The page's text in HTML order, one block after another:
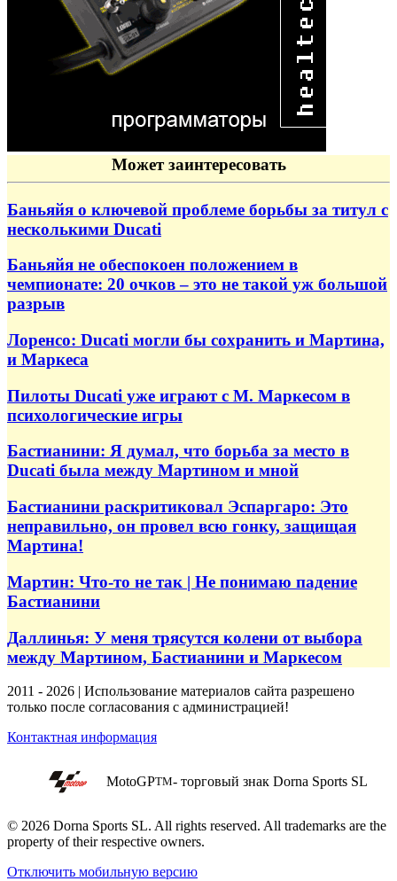
Может заинтересовать
Баньяйя о ключевой проблеме борьбы за титул с
несколькими Ducati
Баньяйя не обеспокоен положением в
чемпионате: 20 очков – это не такой уж большой
разрыв
Лоренсо: Ducati могли бы сохранить и Мартина,
и Маркеса
Пилоты Ducati уже играют с М. Маркесом в
психологические игры
Бастианини: Я думал, что борьба за место в
Ducati была между Мартином и мной
Бастианини раскритиковал Эспаргаро: Это
неправильно, он провел всю гонку, защищая
Мартина!
Мартин: Что-то не так | Не понимаю падение
Бастианини
Даллинья: У меня трясутся колени от выбора
между Мартином, Бастианини и Маркесом
2011 - 2026 | Использование материалов сайта разрешено
только после согласования с администрацией!
Контактная информация
MotoGPTM- торговый знак Dorna Sports SL
© 2026 Dorna Sports SL. All rights reserved. All trademarks are the
property of their respective owners.
Отключить мобильную версию